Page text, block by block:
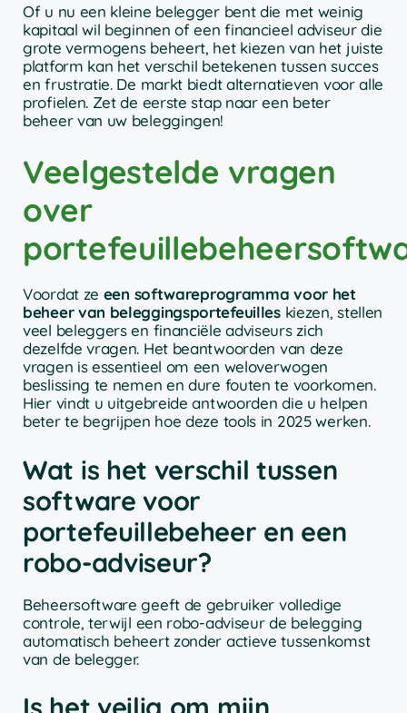
Of u nu een kleine belegger bent die met weinig
kapitaal wil beginnen of een financieel adviseur die
grote vermogens beheert, het kiezen van het juiste
platform kan het verschil betekenen tussen succes
en frustratie. De markt biedt alternatieven voor alle
profielen. Zet de eerste stap naar een beter
beheer van uw beleggingen!
Veelgestelde vragen
over
Voordat ze een softwareprogramma voor het
beheer van beleggingsportefeuilleskiezen, stellen
veel beleggers en financiële adviseurs zich
dezelfde vragen. Het beantwoorden van deze
vragen is essentieel om een weloverwogen
beslissing te nemen en dure fouten te voorkomen.
Hier vindt u uitgebreide antwoorden die u helpen
beter te begrijpen hoe deze tools in 2025 werken.
Wat is het verschil tussen
software voor
portefeuillebeheer en een
robo-adviseur?
Beheersoftware geeft de gebruiker volledige
controle, terwijl een robo-adviseur de belegging
automatisch beheert zonder actieve tussenkomst
van de belegger.